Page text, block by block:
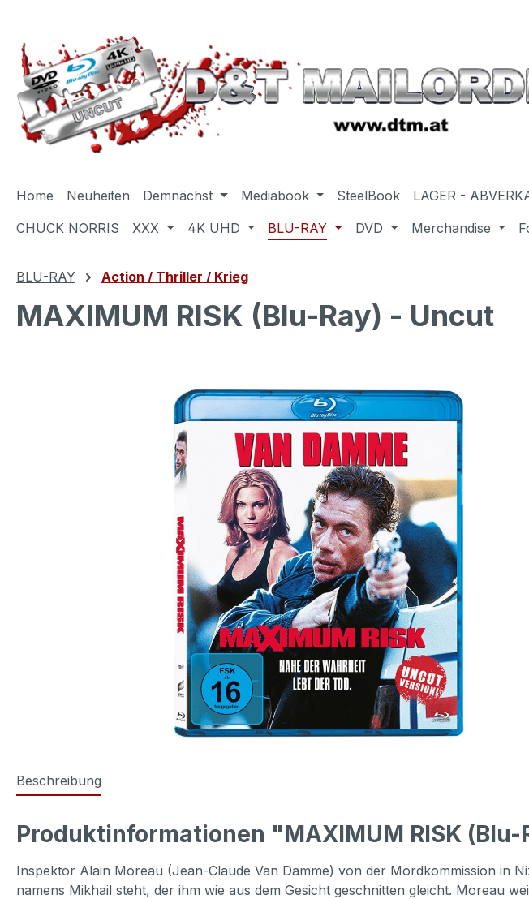
Home Neuheiten Demnächst Mediabook SteelBook LAGER -
CHUCK NORRIS
XXX 4K UHD BLU-RAY DVD Merchandise
BLU-RAY Action / Thriller / Krieg
MAXIMUM RISK (Blu-Ray) - Uncut
Bildergalerie überspringen
Beschreibung
Produktinformationen "MAXIMUM RISK
Inspektor Alain Moreau (Jean-Claude Van Damme) von der Mordkommission in
namens Mikhail steht, der ihm wie aus dem Gesicht geschnitten gleicht. Moreau